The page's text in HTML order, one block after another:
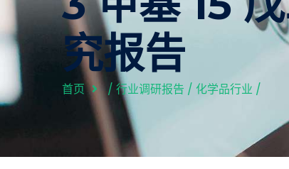
究报告
首页 / 行业调研报告 / 化学品行业 /